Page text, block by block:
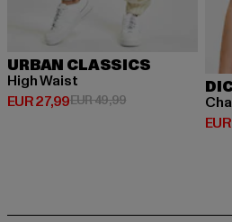
URBAN CLASSICS
High Waist
EUR 27,99
Derzeitiger Preis: EUR 27,99
EUR 49,99Aktionspreis: EUR